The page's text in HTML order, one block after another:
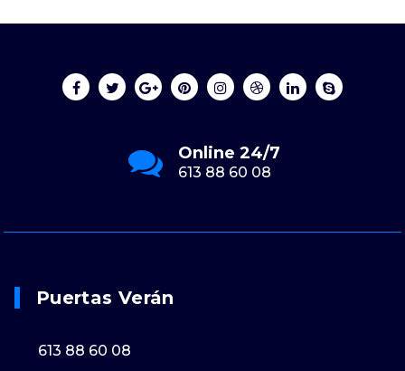
Online 24/7
613 88 60 08
Puertas Verán
613 88 60 08